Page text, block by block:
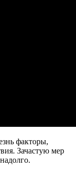
факторы,
Зачастую мер